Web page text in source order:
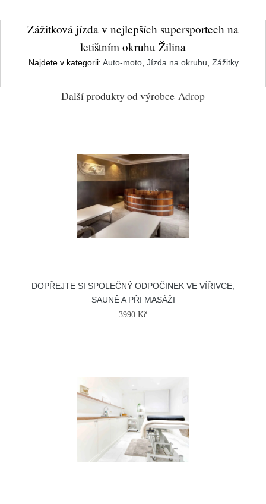
Zážitková jízda v nejlepších supersportech na
letištním okruhu Žilina
Najdete v kategorii: Auto-moto Jízda na okruhu Zážitky
Další produkty od výrobce Adrop
DOPŘEJTE SI SPOLEČNÝ ODPOČINEK VE VÍŘIVCE,
SAUNĚ A PŘI MASÁŽI
3990 Kč